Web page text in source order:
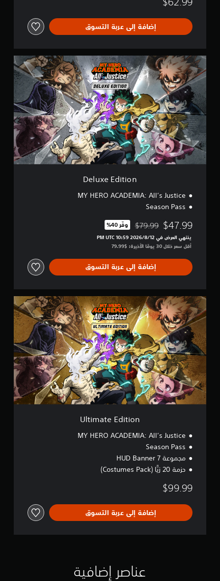
إضافة إلى عربة التسوق
D
e
l
x
e
E
t
i
o
n
Deluxe Edition
MY HERO ACADEMIA: All’s Justice
Season Pass
$47.99 مخصوم من السعر الأصلي البالغ $79.99‏
$79.99 وفّر 40%‏
ينتهي العرض في 12‏/8‏/2026 10:59 PM UTC‏
أقل سعر خلال 30 يومًا الأخيرة: $79.99‏
إضافة إلى عربة التسوق
U
l
t
m
a
t
E
d
i
t
i
Ultimate Edition
MY HERO ACADEMIA: All’s Justice
Season Pass
مجموعة 7 HUD Banner
حزمة 20 زيًّا (Costumes Pack)
$99.99
إضافة إلى عربة التسوق
عناصر إضافية